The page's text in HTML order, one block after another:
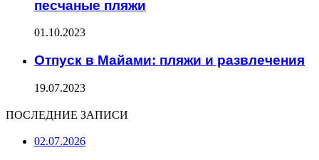
песчаные пляжи
01.10.2023
Отпуск в Майами: пляжи и развлечения
19.07.2023
ПОСЛЕДНИЕ ЗАПИСИ
02.07.2026